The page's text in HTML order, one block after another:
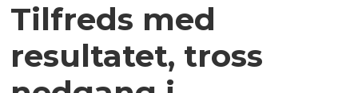
Tilfreds med
resultatet, tross